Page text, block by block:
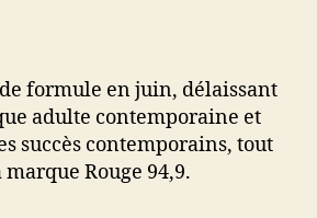
formule en juin, délaissant
adulte contemporaine et
succès contemporains, tout
Rouge 94,9.